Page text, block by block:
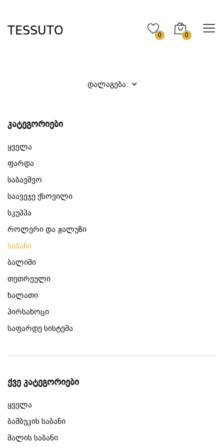
0 0
კატეგორიები
ყველა
ფარდა
საბავშვო
საავეჯე ქსოვილი
სკუპპა
როლერი და ჟალუზი
საბანი
ბალიში
თეთრეული
ხალათი
პირსახოცი
საფარდე სისტემა
ქვე კატეგორიები
ყველა
ბამბუკის საბანი
შალის საბანი
დალაგება: